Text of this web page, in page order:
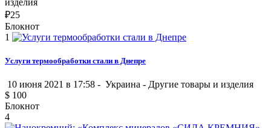
₽25
Блокнот
1
Услуги термообработки стали в Днепре
10 июня 2021 в 17:58 - Украина - Другие товары и изделия
$ 100
Блокнот
4